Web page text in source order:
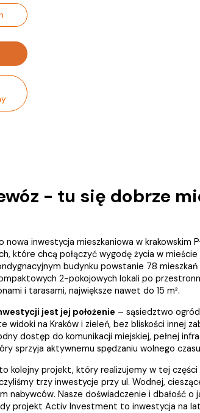
- tu się dobrze
nowa inwestycja mieszkaniowa w krakowskim
które chcą połączyć wygodę życia w
budynku powstanie 78
2-pokojowych lokali po
i tarasami, największe nawet do 15 m².
jest jej położenie – sąsiedztwo
widoki na Kraków i zieleń, bez bliskości innej
dostęp do komunikacji miejskiej, pełnej
sprzyja aktywnemu spędzaniu wolnego
to kolejny projekt, który realizujemy w tej części
trzy inwestycje przy ul. Wodnej,
nabywców. Nasze doświadczenie i dbałość o
projekt Activ Investment to inwestycja na